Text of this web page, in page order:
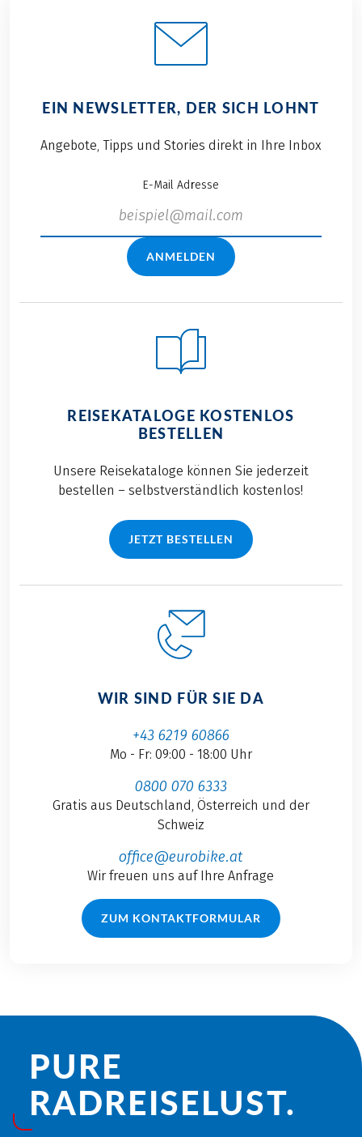
EIN NEWSLETTER, DER SICH LOHNT
Angebote, Tipps und Stories direkt in Ihre Inbox
E-Mail Adresse
ANMELDEN
REISEKATALOGE KOSTENLOS
BESTELLEN
Unsere Reisekataloge können Sie jederzeit
bestellen – selbstverständlich kostenlos!
JETZT BESTELLEN
WIR SIND FÜR SIE DA
+43 6219 60866
Mo - Fr: 09:00 - 18:00 Uhr
0800 070 6333
Gratis aus Deutschland, Österreich und der
Schweiz
office@eurobike.at
Wir freuen uns auf Ihre Anfrage
ZUM KONTAKTFORMULAR
PURE
RADREISE­LUST.